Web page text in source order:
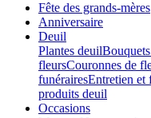
Fête des grands-mères
Anniversaire
Deuil
Plantes deuil
fleursCouronnes de
funérairesEntretien et
produits deuil
Occasions